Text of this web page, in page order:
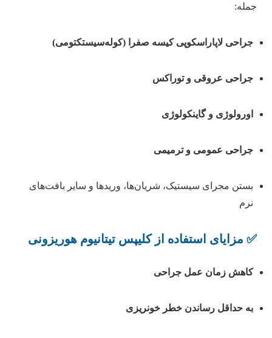
جمله:
جراحی لاپاراسکوپی کیسه صفرا (کوله‌سیستکتومی)
جراحی عروقی و توراکس
اورولوژی و گاینکولوژی
جراحی عمومی و ترمیمی
بستن مجرای سیستیک، شریان‌ها، وریدها و سایر بافت‌های
نرم
✅ مزایای استفاده از کلیپس تیتانیوم هوریزونی
کاهش زمان عمل جراحی
به حداقل رساندن خطر خونریزی